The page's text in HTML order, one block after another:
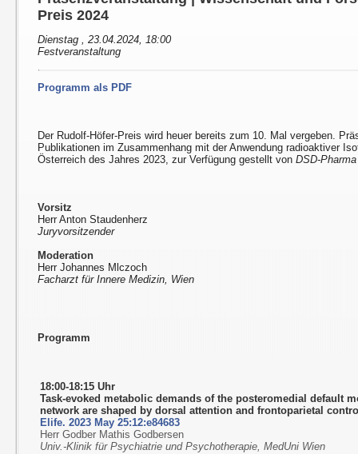
Preis 2024
Dienstag , 23.04.2024, 18:00
Festveranstaltung
Programm als PDF
Der Rudolf-Höfer-Preis wird heuer bereits zum 10. Mal vergeben.
Publikationen im Zusammenhang mit der Anwendung radioaktiver
Österreich des Jahres 2023, zur Verfügung gestellt vonDSD-
Vorsitz
Herr Anton Staudenherz
Juryvorsitzender
Moderation
Herr Johannes Mlczoch
Facharzt für Innere Medizin, Wien
Programm
18:00-18:15 Uhr
Task-evoked metabolic demands of the posteromedial default
network are shaped by dorsal attention and frontoparietal
Elife. 2023 May 25:12:e84683
Herr Godber Mathis Godbersen
Univ.-Klinik für Psychiatrie und Psychotherapie, MedUni Wien